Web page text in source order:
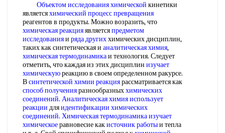
Объектом исследования химической кинетики
являетсяхимический процесс превращения
реагентов в продукты. Можно возразить, что
химическая реакцияявляетсяпредметом
исследованияи ряда другиххимических дисциплин,
таких как синтетическая и аналитическая химия,
химическая термодинамикаи технология. Следует
отметить, что каждая из этих дисциплин изучает
химическуюреакцию в своем определенном ракурсе.
Всинтетической химии реакциярассматривается как
способ полученияразнообразныххимических
соединений. Аналитическая химияиспользует
реакции дляидентификации химических
соединений. Химическая термодинамикаизучает
химическоеравновесие какисточник работыи тепла